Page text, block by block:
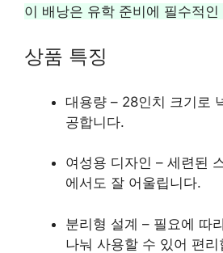
이 배낭은 유학 준비에 필수적
상품 특징
대용량 – 28인치 크기로
공합니다.
여성용 디자인 – 세련된
에서도 잘 어울립니다.
분리형 설계 – 필요에 따
나눠 사용할 수 있어 편리